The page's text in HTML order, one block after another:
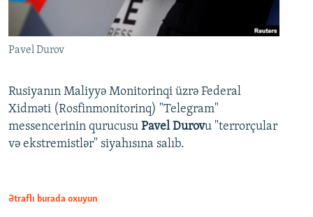
Pavel Durov
Rusiyanın Maliyyə Monitorinqi üzrə Federal
Xidməti (Rosfinmonitorinq) "Telegram"
messencerinin qurucusu Pavel Durovu "terrorçular
və ekstremistlər" siyahısına salıb.
Ətraflı burada oxuyun